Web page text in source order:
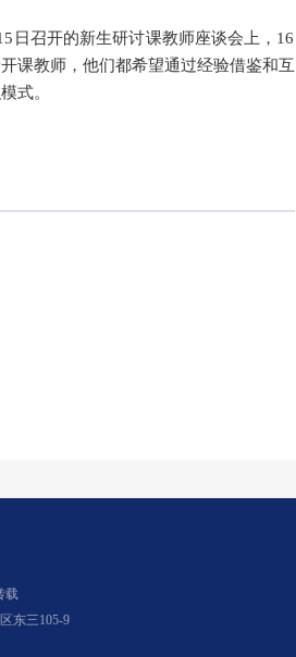
日召开的新生研讨课教师座谈会上，16
课教师，他们都希望通过经验借鉴和互
式。
载
东三105-9